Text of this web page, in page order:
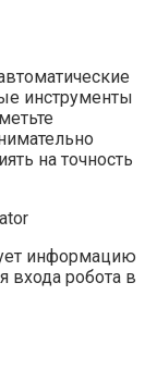
инструменты
на точность
информацию
входа робота в